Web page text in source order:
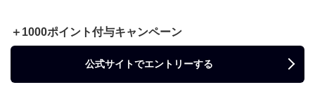
＋1000ポイント付与キャンペーン
公式サイトでエントリーする